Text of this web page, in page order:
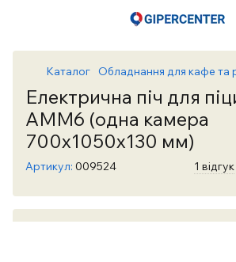
Каталог Обладнання для кафе та
Електрична піч для
АMM6 (одна камера
700х1050х130 мм)
Артикул: 009524 1 відгук